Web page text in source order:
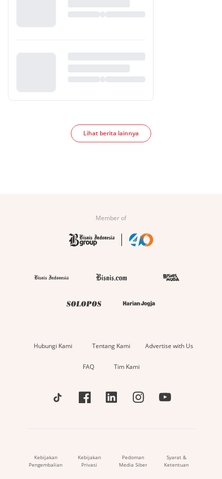
Lihat berita lainnya
Member of
Hubungi Kami Tentang Kami Advertise with Us
FAQ Tim Kami
Kebijakan
Pengembalian
Kebijakan
Privasi
Pedoman
Media Siber
Syarat &
Ketentuan